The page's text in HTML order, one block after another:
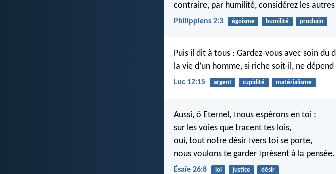
contraire, par humilité, considérez les
Philippiens 2:3 égoisme humilité prochain
Puis il dit à tous : Gardez-vous avec soin du
la vie d’un homme, si riche soit-il, ne dépend
Luc 12:15 argent cupidité matérialisme
Aussi, ô Eternel, nous espérons en toi ;
sur les voies que tracent tes lois,
oui, tout notre désir vers toi se porte,
nous voulons te garder présent à la pensée.
Ésaïe 26:8 loi justice désir